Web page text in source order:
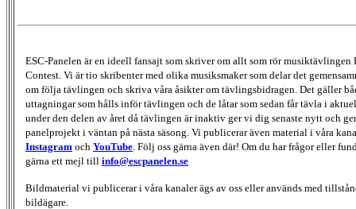
ESC-Panelen är en ideell fansajt som skriver om allt som rör musiktävlingen
Contest. Vi är tio skribenter med olika musiksmaker som delar det
om följa tävlingen och skriva våra åsikter om tävlingsbidragen. Det gäller
uttagningar som hålls inför tävlingen och de låtar som sedan får tävla i
under den delen av året då tävlingen är inaktiv ger vi dig senaste nytt och
panelprojekt i väntan på nästa säsong. Vi publicerar även material i våra
Instagram och YouTube . Följ oss gärna även där! Om du har frågor eller
gärna ett mejl till info@escpanelen.se
Bildmaterial vi publicerar i våra kanaler ägs av oss eller används med
bildägare.